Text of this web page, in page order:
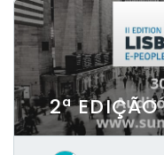
2ª